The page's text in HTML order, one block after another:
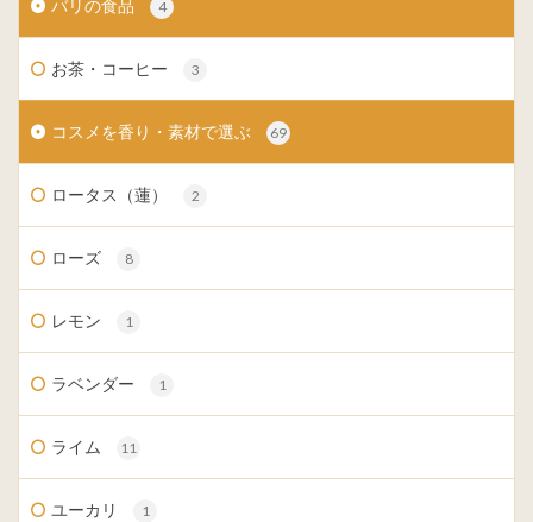
バリの食品 4
お茶・コーヒー 3
コスメを香り・素材で選ぶ 69
ロータス（蓮） 2
ローズ 8
レモン 1
ラベンダー 1
ライム 11
ユーカリ 1